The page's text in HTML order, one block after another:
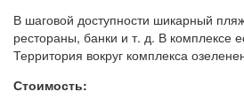
В шаговой доступности шикарный
рестораны, банки и т. д. В комплексе
Территория вокруг комплекса
Стоимость: